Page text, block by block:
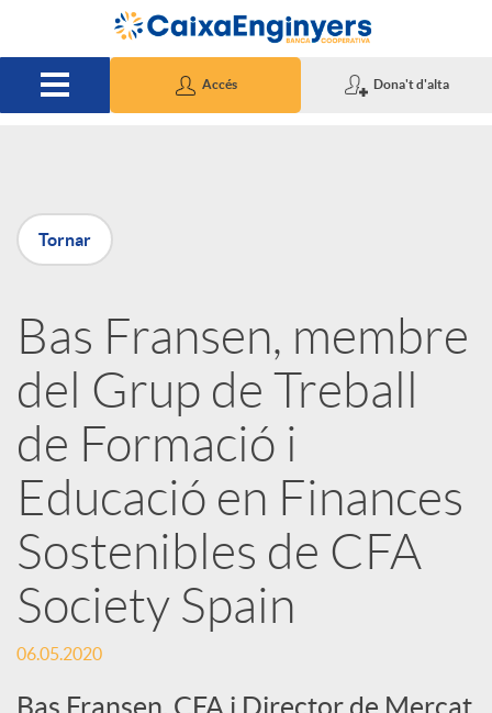
Salta al contingut principal
Accés Dona't d'alta
P
u
b
l
i
c
a
d
Tornar
Bas Fransen, membre
del Grup de Treball
de Formació i
Educació en Finances
Sostenibles de CFA
Society Spain
06.05.2020
Bas Fransen, CFA i Director de Mercat